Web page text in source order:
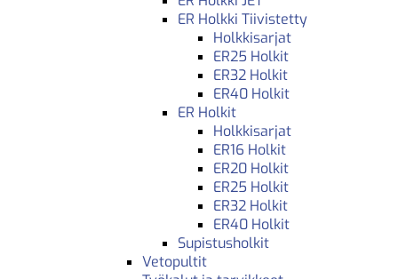
ER Holkki Tiivistetty
Holkkisarjat
ER25 Holkit
ER32 Holkit
ER40 Holkit
ER Holkit
Holkkisarjat
ER16 Holkit
ER20 Holkit
ER25 Holkit
ER32 Holkit
ER40 Holkit
Supistusholkit
Vetopultit